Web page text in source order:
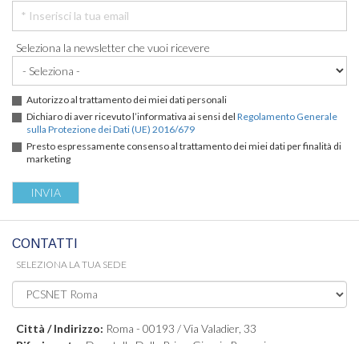
Seleziona la newsletter che vuoi ricevere
Autorizzo al trattamento dei miei dati personali
Dichiaro di aver ricevuto l’informativa ai sensi del Regolamento Generale
sulla Protezione dei Dati (UE) 2016/679
Presto espressamente consenso al trattamento dei miei dati per finalità di
marketing
CONTATTI
SELEZIONA LA TUA SEDE
Città / Indirizzo: Roma - 00193 / Via Valadier, 33